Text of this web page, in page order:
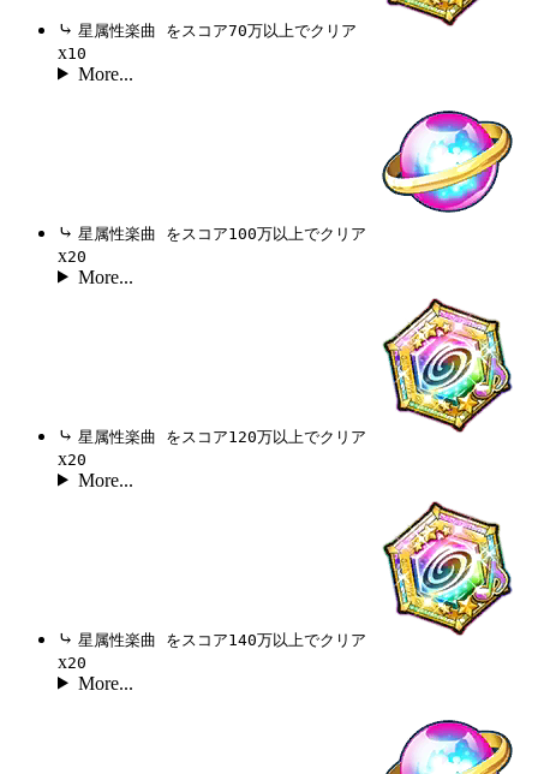
⤷ 星属性楽曲 をスコア70万以上でクリア
x10
More...
⤷ 星属性楽曲 をスコア100万以上でクリア
x20
More...
⤷ 星属性楽曲 をスコア120万以上でクリア
x20
More...
⤷ 星属性楽曲 をスコア140万以上でクリア
x20
More...